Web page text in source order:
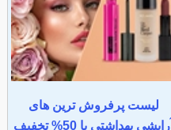
لیست پرفروش ترین های
آرایشی بهداشتی با 50% تخفیف